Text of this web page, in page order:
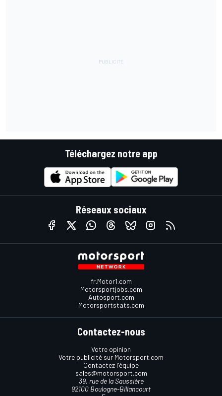
Téléchargez notre app
Réseaux sociaux
fr.Motor1.com
Motorsportjobs.com
Autosport.com
Motorsportstats.com
Contactez-nous
Votre opinion
Votre publicité sur Motorsport.com
Contactez l'équipe
sales@motorsport.com
39, rue de la Saussière
92100 Boulogne-Billancourt